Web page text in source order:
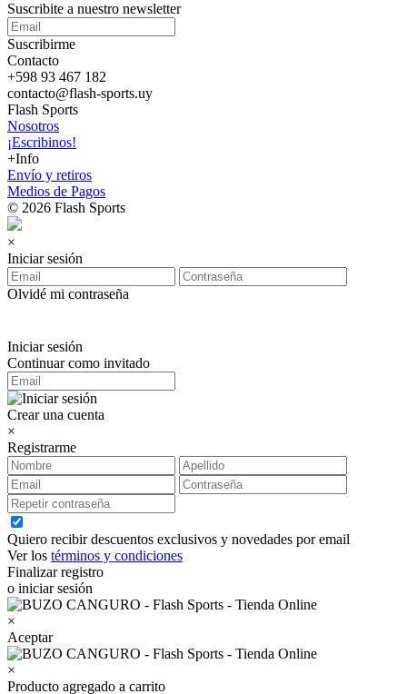
Suscribite a nuestro newsletter
Suscribirme
Contacto
+598 93 467 182
contacto@flash-sports.uy
Flash Sports
Nosotros
¡Escribinos!
+Info
Envío y retiros
Medios de Pagos
© 2026 Flash Sports
×
Iniciar sesión
Olvidé mi contraseña
Iniciar sesión
Continuar como invitado
Crear una cuenta
×
Registrarme
Quiero recibir descuentos exclusivos y novedades por email
Ver los términos y condiciones
Finalizar registro
o iniciar sesión
×
Aceptar
×
Producto agregado a carrito